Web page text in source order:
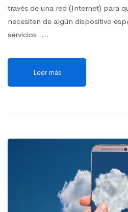
través de una red (Internet) para
necesiten de algún dispositivo
servicios. …
Leer más